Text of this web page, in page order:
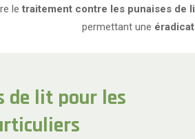
le traitement contre les punaises de
permettant une
de lit pour les